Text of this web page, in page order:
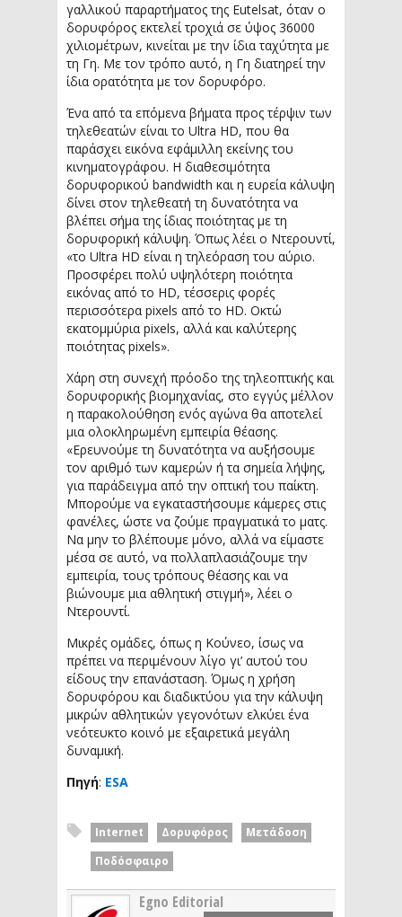
γαλλικού παραρτήματος της Eutelsat, όταν ο
δορυφόρος εκτελεί τροχιά σε ύψος 36000
χιλιομέτρων, κινείται με την ίδια ταχύτητα με
τη Γη. Με τον τρόπο αυτό, η Γη διατηρεί την
ίδια ορατότητα με τον δορυφόρο.
Ένα από τα επόμενα βήματα προς τέρψιν των
τηλεθεατών είναι το Ultra HD, που θα
παράσχει εικόνα εφάμιλλη εκείνης του
κινηματογράφου. Η διαθεσιμότητα
δορυφορικού bandwidth και η ευρεία κάλυψη
δίνει στον τηλεθεατή τη δυνατότητα να
βλέπει σήμα της ίδιας ποιότητας με τη
δορυφορική κάλυψη. Όπως λέει ο Ντερουντί,
«το Ultra HD είναι η τηλεόραση του αύριο.
Προσφέρει πολύ υψηλότερη ποιότητα
εικόνας από το HD, τέσσερις φορές
περισσότερα pixels από το HD. Οκτώ
εκατομμύρια pixels, αλλά και καλύτερης
ποιότητας pixels».
Χάρη στη συνεχή πρόοδο της τηλεοπτικής και
δορυφορικής βιομηχανίας, στο εγγύς μέλλον
η παρακολούθηση ενός αγώνα θα αποτελεί
μια ολοκληρωμένη εμπειρία θέασης.
«Ερευνούμε τη δυνατότητα να αυξήσουμε
τον αριθμό των καμερών ή τα σημεία λήψης,
για παράδειγμα από την οπτική του παίκτη.
Μπορούμε να εγκαταστήσουμε κάμερες στις
φανέλες, ώστε να ζούμε πραγματικά το ματς.
Να μην το βλέπουμε μόνο, αλλά να είμαστε
μέσα σε αυτό, να πολλαπλασιάζουμε την
εμπειρία, τους τρόπους θέασης και να
βιώνουμε μια αθλητική στιγμή», λέει ο
Ντερουντί.
Μικρές ομάδες, όπως η Κούνεο, ίσως να
πρέπει να περιμένουν λίγο γι’ αυτού του
είδους την επανάσταση. Όμως η χρήση
δορυφόρου και διαδικτύου για την κάλυψη
μικρών αθλητικών γεγονότων ελκύει ένα
νεότευκτο κοινό με εξαιρετικά μεγάλη
δυναμική.
Πηγή: ESA
Internet Δορυφόρος
Μετάδοση
Ποδόσφαιρο
Egno Editorial